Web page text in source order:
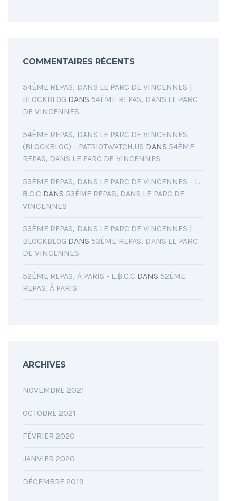
COMMENTAIRES RÉCENTS
54ÈME REPAS, DANS LE PARC DE VINCENNES |
BLOCKBLOG DANS 54ÈME REPAS, DANS LE PARC
DE VINCENNES
54ÈME REPAS, DANS LE PARC DE VINCENNES
(BLOCKBLOG) - PATRIOTWATCH.US DANS 54ÈME
REPAS, DANS LE PARC DE VINCENNES
53ÈME REPAS, DANS LE PARC DE VINCENNES - L.
฿.C.C DANS 53ÈME REPAS, DANS LE PARC DE
VINCENNES
53ÈME REPAS, DANS LE PARC DE VINCENNES |
BLOCKBLOG DANS 53ÈME REPAS, DANS LE PARC
DE VINCENNES
52ÈME REPAS, À PARIS - L.฿.C.C DANS 52ÈME
REPAS, À PARIS
ARCHIVES
NOVEMBRE 2021
OCTOBRE 2021
FÉVRIER 2020
JANVIER 2020
DÉCEMBRE 2019